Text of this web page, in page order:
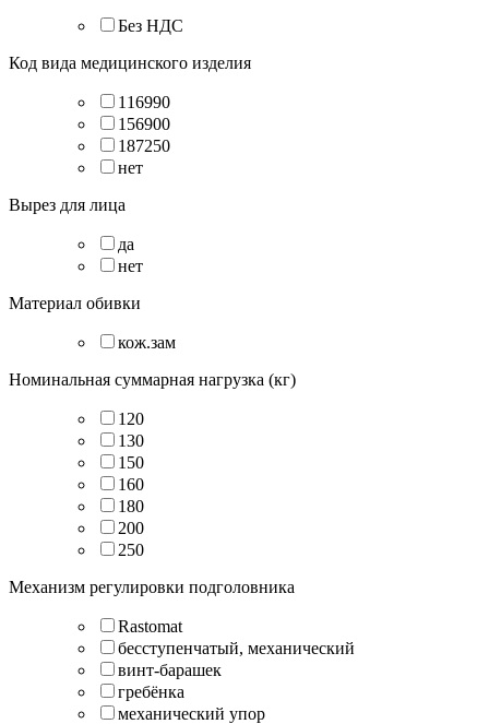
Без НДС
Код вида медицинского изделия
116990
156900
187250
нет
Вырез для лица
да
нет
Материал обивки
кож.зам
Номинальная суммарная нагрузка (кг)
120
130
150
160
180
200
250
Механизм регулировки подголовника
Rastomat
бесступенчатый, механический
винт-барашек
гребёнка
механический упор